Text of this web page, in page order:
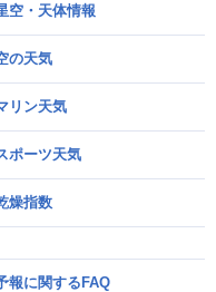
空・天体情報
の天気
リン天気
ポーツ天気
燥指数
報に関するFAQ